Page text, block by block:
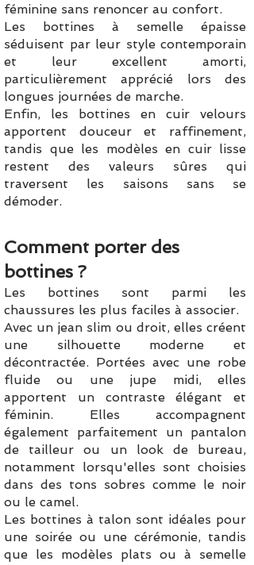
féminine sans renoncer au confort.
Les bottines à semelle épaisse
séduisent par leur style contemporain
et leur excellent amorti,
particulièrement apprécié lors des
longues journées de marche.
Enfin, les bottines en cuir velours
apportent douceur et raffinement,
tandis que les modèles en cuir lisse
restent des valeurs sûres qui
traversent les saisons sans se
démoder.
Comment porter des
bottines ?
Les bottines sont parmi les
chaussures les plus faciles à associer.
Avec un jean slim ou droit, elles créent
une silhouette moderne et
décontractée. Portées avec une robe
fluide ou une jupe midi, elles
apportent un contraste élégant et
féminin. Elles accompagnent
également parfaitement un pantalon
de tailleur ou un look de bureau,
notamment lorsqu'elles sont choisies
dans des tons sobres comme le noir
ou le camel.
Les bottines à talon sont idéales pour
une soirée ou une cérémonie, tandis
que les modèles plats ou à semelle